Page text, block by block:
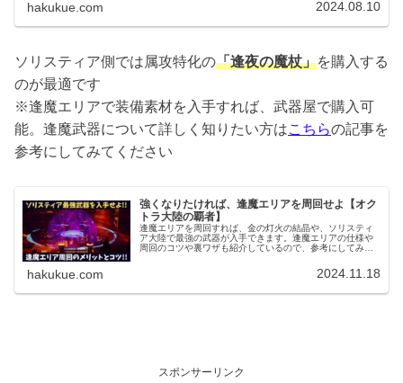
hakukue.com 2024.08.10
ソリスティア側では属攻特化の「逢夜の魔杖」を購入する
のが最適です
※逢魔エリアで装備素材を入手すれば、武器屋で購入可
能。逢魔武器について詳しく知りたい方はこちらの記事を
参考にしてみてください
強くなりたければ、逢魔エリアを周回せよ【オク
トラ大陸の覇者】
逢魔エリアを周回すれば、金の灯火の結晶や、ソリスティ
ア大陸で最強の武器が入手できます。逢魔エリアの仕様や
周回のコツや裏ワザも紹介しているので、参考にしてみて
hakukue.com 2024.11.18
スポンサーリンク